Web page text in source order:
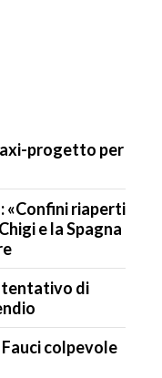
progetto per
«Confini riaperti
e la Spagna
tentativo di
colpevole